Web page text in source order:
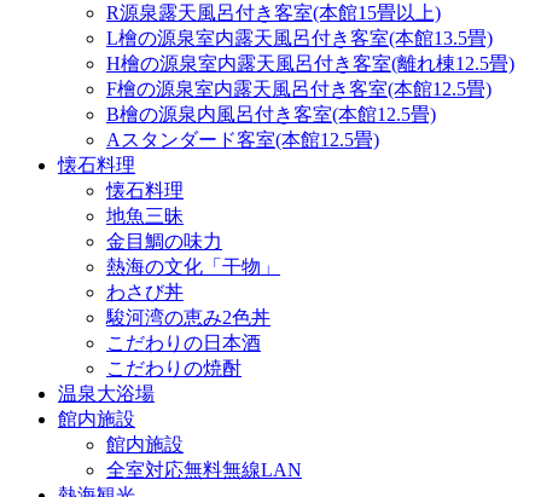
R源泉露天風呂付き客室(本館15畳以上)
L檜の源泉室内露天風呂付き客室(本館13.5畳)
H檜の源泉室内露天風呂付き客室(離れ棟12.5畳)
F檜の源泉室内露天風呂付き客室(本館12.5畳)
B檜の源泉内風呂付き客室(本館12.5畳)
Aスタンダード客室(本館12.5畳)
懐石料理
懐石料理
地魚三昧
金目鯛の味力
熱海の文化「干物」
わさび丼
駿河湾の恵み2色丼
こだわりの日本酒
こだわりの焼酎
温泉大浴場
館内施設
館内施設
全室対応無料無線LAN